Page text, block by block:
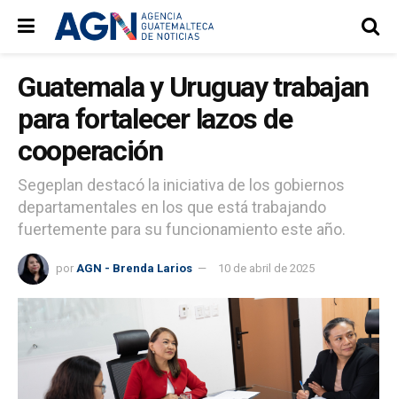
Guatemala y Uruguay trabajan
para fortalecer lazos de
cooperación
Segeplan destacó la iniciativa de los gobiernos
departamentales en los que está trabajando
fuertemente para su funcionamiento este año.
por AGN - Brenda Larios 10 de abril de 2025